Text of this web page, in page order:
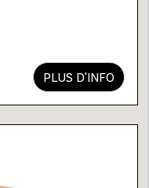
PLUS D'INFO